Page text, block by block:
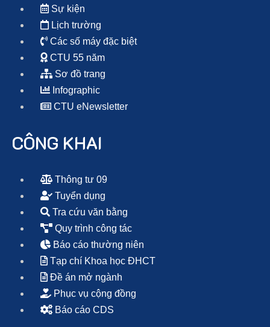
Sự kiện
Lịch trường
Các số máy đặc biệt
CTU 55 năm
Sơ đồ trang
Infographic
CTU eNewsletter
CÔNG KHAI
Thông tư 09
Tuyển dụng
Tra cứu văn bằng
Quy trình công tác
Báo cáo thường niên
Tạp chí Khoa học ĐHCT
Đề án mở ngành
Phục vụ cộng đồng
Báo cáo CDS